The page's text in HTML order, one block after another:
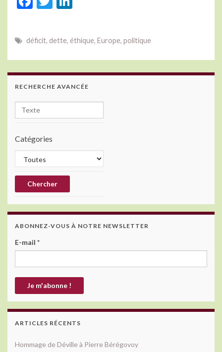
e
b
o
o
itt
er
ke
dI
n
déficit, dette, éthique, Europe, politique
RECHERCHE AVANCÉE
Catégories
ABONNEZ-VOUS À NOTRE NEWSLETTER
E-mail *
ARTICLES RÉCENTS
Hommage de Déville à Pierre Bérégovoy